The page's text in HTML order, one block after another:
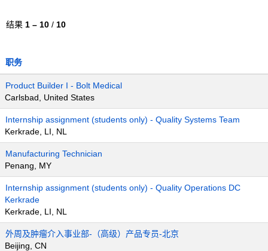
结果 1 – 10 / 10
职务
Product Builder I - Bolt Medical
Carlsbad, United States
Internship assignment (students only) - Quality Systems Team
Kerkrade, LI, NL
Manufacturing Technician
Penang, MY
Internship assignment (students only) - Quality Operations DC
Kerkrade
Kerkrade, LI, NL
外周及肿瘤介入事业部-（高级）产品专员-北京
Beijing, CN